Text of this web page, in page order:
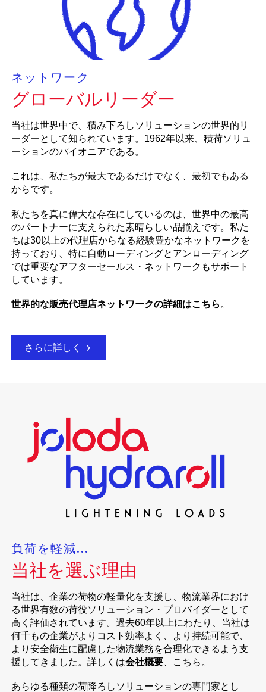
ネットワーク
グローバルリーダー
当社は世界中で、積み下ろしソリューションの世界的リ
ーダーとして知られています。1962年以来、積荷ソリュ
ーションのパイオニアである。
これは、私たちが最大であるだけでなく、最初でもある
からです。
私たちを真に偉大な存在にしているのは、世界中の最高
のパートナーに支えられた素晴らしい品揃えです。私た
ちは30以上の代理店からなる経験豊かなネットワークを
持っており、特に自動ローディングとアンローディング
では重要なアフターセールス・ネットワークもサポート
しています。
世界的な販売代理店ネットワークの詳細はこちら 。
さらに詳しく
負荷を軽減...
当社を選ぶ理由
当社は、企業の荷物の軽量化を支援し、物流業界におけ
る世界有数の荷役ソリューション・プロバイダーとして
高く評価されています。過去60年以上にわたり、当社は
何千もの企業がよりコスト効率よく、より持続可能で、
より安全衛生に配慮した物流業務を合理化できるよう支
援してきました。詳しくは会社概要 、こちら。
あらゆる種類の荷降ろしソリューションの専門家とし